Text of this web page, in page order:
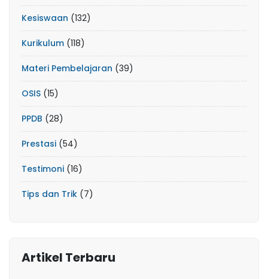
Kesiswaan (132)
Kurikulum (118)
Materi Pembelajaran (39)
OSIS (15)
PPDB (28)
Prestasi (54)
Testimoni (16)
Tips dan Trik (7)
Artikel Terbaru